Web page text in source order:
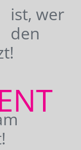
ist, wer
den